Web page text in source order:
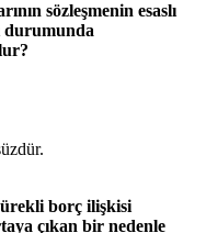
sözleşmenin esaslı
durumunda
borç ilişkisi
çıkan bir nedenle